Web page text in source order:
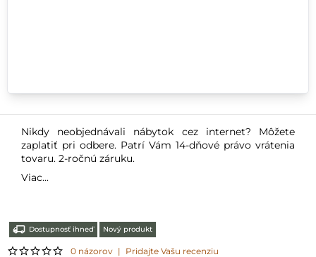
Nikdy neobjednávali nábytok cez internet? Môžete
zaplatiť pri odbere. Patrí Vám 14-dňové právo vrátenia
tovaru. 2-ročnú záruku.
Viac...
Dostupnosť ihneď Nový produkt
0 názorov | Pridajte Vašu recenziu